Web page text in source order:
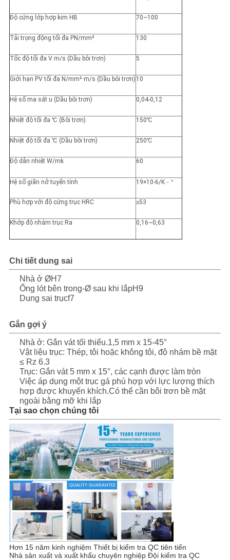
Độ cứng lớp hợp kim HB 70~100
Tải trọng động tối đa PN/mm² 130
Tốc độ tối đa V m/s (Dầu bôi trơn) 5
Giới hạn PV tối đa N/mm²·m/s (Dầu bôi trơn) 10
Hệ số ma sát u (Dầu bôi trơn) 0,04-0,12
Nhiệt độ tối đa ℃ (Bôi trơn) 150℃
Nhiệt độ tối đa ℃ (Dầu bôi trơn) 250℃
Độ dẫn nhiệt W/mk 60
Hệ số giãn nở tuyến tính 19×10-6/K﹣¹
Phù hợp với độ cứng trục HRC ≥53
Khớp độ nhám trục Ra 0,16~0,63
Chi tiết dung sai
Nhà ở ØH7
Ống lót bên trong-Ø sau khi lắpH9
Dung sai trụcf7
Gắn gợi ý
Nhà ở: Gắn vát tối thiểu.1,5 mm x 15-45°
Vật liệu trục: Thép, tôi hoặc không tôi, độ nhám bề mặt
≤ Rz 6.3
Trục: Gắn vát 5 mm x 15°, các cạnh được làm tròn
Việc áp dụng một trục gá phù hợp với lực lượng thích
hợp được khuyến khích.Có thể cần bôi trơn bề mặt
ngoài bằng mỡ khi lắp
Tại sao chọn chúng tôi
Hơn 15 năm kinh nghiệm Thiết bị kiểm tra QC tiên tiến
Nhà sản xuất và xuất khẩu chuyên nghiệp Đội kiểm tra QC